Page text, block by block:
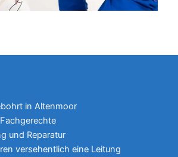
in Altenmoor
und Reparatur
versehentlich eine Leitung